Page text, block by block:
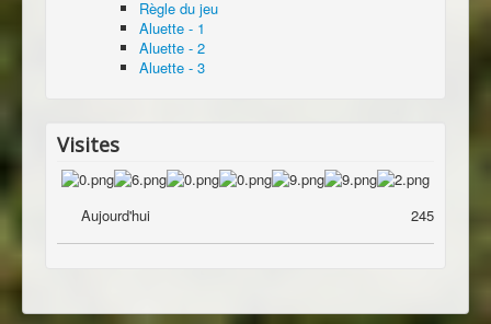
Règle du jeu
Aluette - 1
Aluette - 2
Aluette - 3
Visites
Aujourd'hui 245